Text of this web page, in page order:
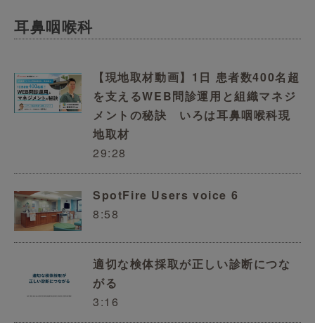
耳鼻咽喉科
【現地取材動画】1日 患者数400名超
を支えるWEB問診運用と組織マネジ
メントの秘訣 いろは耳鼻咽喉科現
地取材
29:28
SpotFire Users voice 6
8:58
適切な検体採取が正しい診断につな
がる
3:16